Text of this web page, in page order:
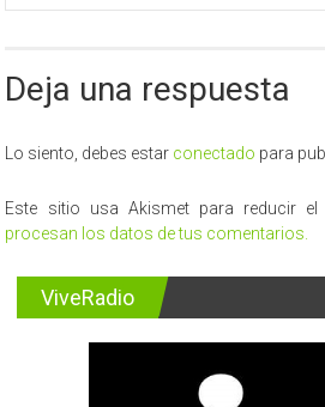
Deja una respuesta
Lo siento, debes estar conectado para
Este sitio usa Akismet para reducir
procesan los datos de tus comentarios.
ViveRadio